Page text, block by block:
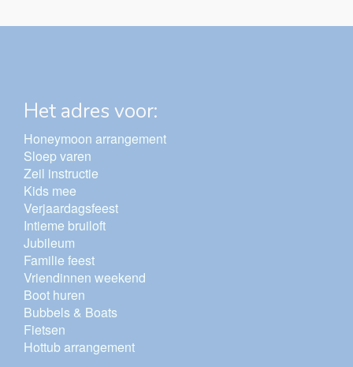
Het adres voor:
Honeymoon arrangement
Sloep varen
Zeil instructie
Kids mee
Verjaardagsfeest
Intieme bruiloft
Jubileum
Familie feest
Vriendinnen weekend
Boot huren
Bubbels & Boats
Fietsen
Hottub arrangement